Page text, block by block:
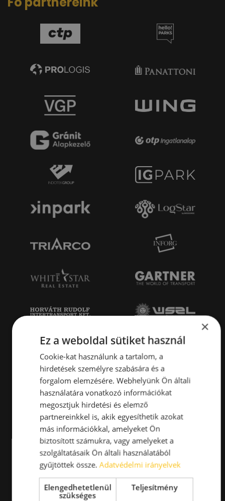
×
Ez a weboldal sütiket használ
Cookie-kat használunk a tartalom, a
hirdetések személyre szabására és a
forgalom elemzésére. Webhelyünk Ön általi
használatára vonatkozó információkat
megosztjuk hirdetési és elemző
partnereinkkel is, akik egyesíthetik azokat
más információkkal, amelyeket Ön
biztosított számukra, vagy amelyeket a
szolgáltatásaik Ön általi használatából
gyűjtöttek össze.Adatvédelmi irányelvek
Elengedhetetlenül
szükséges
Teljesítmény